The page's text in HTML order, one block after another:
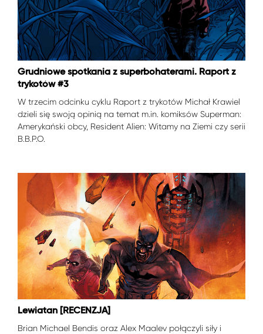
Grudniowe spotkania z superbohaterami. Raport z
trykotów #3
W trzecim odcinku cyklu Raport z trykotów Michał Krawiel
dzieli się swoją opinią na temat m.in. komiksów Superman:
Amerykański obcy, Resident Alien: Witamy na Ziemi czy serii
B.B.P.O.
Lewiatan [RECENZJA]
Brian Michael Bendis oraz Alex Maalev połączyli siły i